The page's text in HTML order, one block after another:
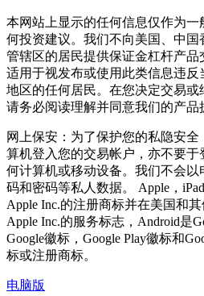
本网站上显示的任何信息仅作为
何投资建议。我们不向美国、中
管辖区的居民提供保证金杠杆产
适用于视发布或使用此类信息违
地区的任何居民。在您决定交易或
请务必阅读理解并同意我们的产品
网上保安：为了保护您的私隐安
算机登入您的交易帐户，亦不要
何计算机或移动设备。我们不会
码和密码等私人数据。 Apple，
Apple Inc.的注册商标并在美国和
Apple Inc.的服务标志，Android是
Google徽标，Google Play徽标和
标或注册商标。
电脑版